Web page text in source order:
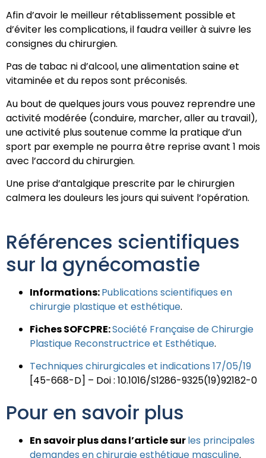
Afin d’avoir le meilleur rétablissement possible et
d’éviter les complications, il faudra veiller à suivre les
consignes du chirurgien.
Pas de tabac ni d’alcool, une alimentation saine et
vitaminée et du repos sont préconisés.
Au bout de quelques jours vous pouvez reprendre une
activité modérée (conduire, marcher, aller au travail),
une activité plus soutenue comme la pratique d’un
sport par exemple ne pourra être reprise avant 1 mois
avec l’accord du chirurgien.
Une prise d’antalgique prescrite par le chirurgien
calmera les douleurs les jours qui suivent l’opération.
Références scientifiques
sur la gynécomastie
Informations:Publications scientifiques en
chirurgie plastique et esthétique.
Fiches SOFCPRE:Société Française de Chirurgie
Plastique Reconstructrice et Esthétique.
Techniques chirurgicales et indications 17/05/19
[45-668-D] – Doi : 10.1016/S1286-9325(19)92182-0
Pour en savoir plus
En savoir plus dans l’article surles principales
demandes en chirurgie esthétique masculine.